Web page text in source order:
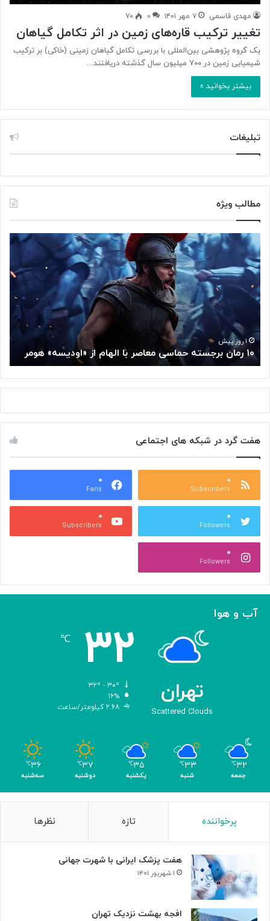
مهدی قاسمی ۷ مهر ۱۴۰۱ ۰ ۷۰
تغییر ترکیب قاره‌های زمین در اثر تکامل گیاهان
یک گروه پژوهشی بین‌المللی با بررسی تکامل گیاهان زمینی (خاکی) بر ترکیب
شیمیایی زمین در ۷۰۰ میلیون سال گذشته دریافتند…
بیشتر بخوانید »
تبلیغات
مطالب ویژه
غ
ز
م
ت
ف
ک
ر
گ
و
گ
ل
ا
س
ت
خ
و
ن
ه‌
ی
ی
ک
۱ روز پیش
مغز متفکر گوگل از سمت خود کناره‌گیری کرد
ب
ه
ا
هفت گرد در شبکه های اجتماعی
۰
Subscribers
۰
Fans
۰
Followers
۰
Subscribers
۰
Followers
آب و هوا
تهران
Scattered Clouds
۳۲ ℃
۱۶%
۲.۶۸ کیلومتر/ساعت
۳۲℃
جمعه
۳۳℃
شنبه
۳۵℃
یکشنبه
۳۷℃
دوشنبه
۳۶℃
سه‌شنبه
پرخواننده تازه نظرها
هفت پزشک ایرانی با شهرت جهانی
۱ شهریور ۱۴۰۱
افجه بهشت نزدیک تهران